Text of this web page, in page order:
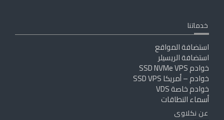
خدماتنا
استضافة المواقع
استضافة الريسيلر
خوادم SSD NVMe VPS
خوادم – أمريكا SSD VPS
خوادم خاصة VDS
أسماء النطاقات
عن نكلاوى